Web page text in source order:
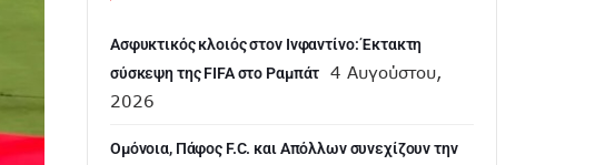
Ασφυκτικός κλοιός στον Ινφαντίνο: Έκτακτη
σύσκεψη της FIFA στο Ραμπάτ
4 Αυγούστου,
2026
Ομόνοια, Πάφος F.C. και Απόλλων συνεχίζουν την